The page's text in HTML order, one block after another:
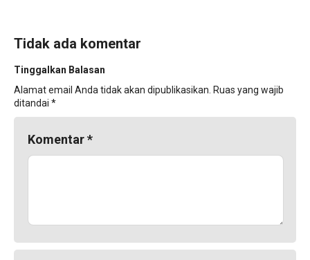
Tidak ada komentar
Tinggalkan Balasan
Alamat email Anda tidak akan dipublikasikan. Ruas yang wajib
ditandai *
Komentar*